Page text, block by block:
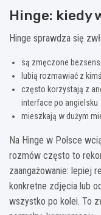
Hinge: kiedy
Hinge sprawdza się
są zmęczone
lubią rozmawiać z
często korzystają z
interface po angielsku
mieszkają w dużym
Na Hinge w Polsce
rozmów często to
zaangażowanie: lepiej
konkretne zdjęcia lub
wszystko po kolei. To